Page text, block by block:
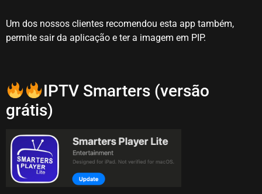
Um dos nossos clientes recomendou esta app também,
permite sair da aplicação e ter a imagem em PIP.
IPTV Smarters (versão
grátis)